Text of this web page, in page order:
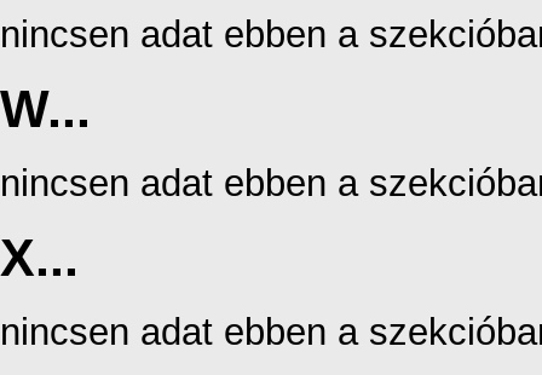
nincsen adat ebben a
W...
nincsen adat ebben a
X...
nincsen adat ebben a